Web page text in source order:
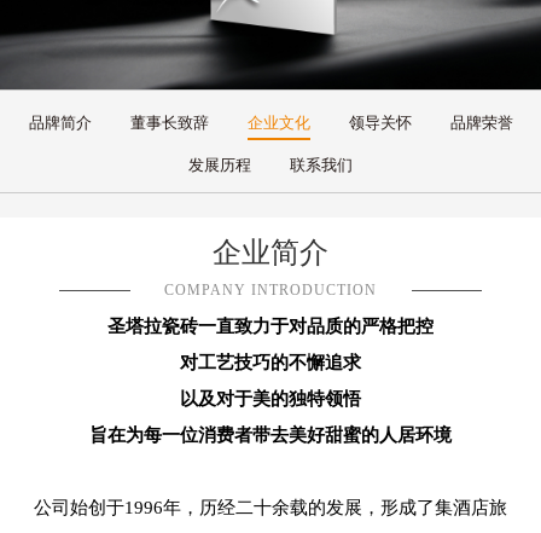
品牌简介 董事长致辞 企业文化 领导关怀 品牌荣誉
发展历程 联系我们
企业简介
COMPANY INTRODUCTION
圣塔拉瓷砖一直致力于对品质的严格把控
对工艺技巧的不懈追求
以及对于美的独特领悟
旨在为每一位消费者带去美好甜蜜的人居环境
公司始创于1996年，历经二十余载的发展，形成了集酒店旅